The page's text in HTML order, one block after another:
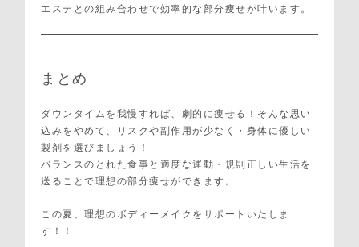
エステとの組み合わせで効率的な部分痩せが叶います。
まとめ
ダウンタイムを我慢すれば、劇的に痩せる！そんな思い
込みをやめて、リスクや副作用が少なく・身体に優しい
製剤を選びましょう！
バランスのとれた食事と適度な運動・規則正しい生活を
送ることで理想の部分痩せができます。
この夏、理想のボディーメイクをサポートいたしま
す！！